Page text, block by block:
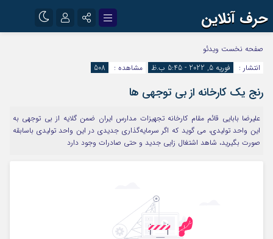
حرف آنلاین
اینستاگرام
آپارات
رمز عبور
مرا به خاطر بسپار
صفحه نخست ویدئو
انتشار :
فوریه 5, 2022 - 5:45 ب.ظ مشاهده : 508
رنج یک کارخانه از بی توجهی ها
علیرضا بابایی قائم مقام کارخانه تجهیزات مدارس ایران ضمن گلایه از بی توجهی به
این واحد تولیدی، می گوید که اگر سرمایه‌گذاری جدیدی در این واحد تولیدی باسابقه
صورت بگیرید، شاهد اشتغال زایی جدید و حتی صادرات وجود دارد